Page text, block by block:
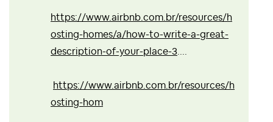
https://www.airbnb.com.br/resources/h
osting-homes/a/how-to-write-a-great-
description-of-your-place-3....
https://www.airbnb.com.br/resources/h
osting-hom